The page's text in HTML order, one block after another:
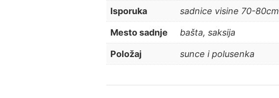
Isporuka sadnice visine 70-80cm
Mesto sadnje bašta, saksija
Položaj sunce i polusenka